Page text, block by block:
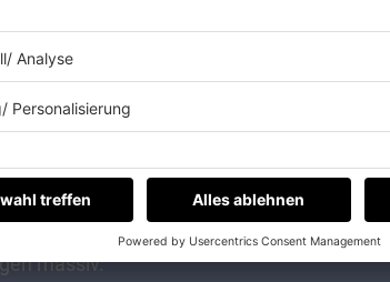
Wendepunkt?
der 70er kam für Reggae in den
in politischen und wirtschaftlichen
Für die Musikszene bedeuteten
massiv.